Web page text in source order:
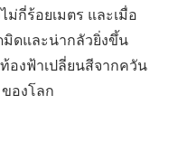
ม่กี่ร้อยเมตร และเมื่อ
ดและน่ากลัวยิ่งขึ้น
งฟ้าเปลี่ยนสีจากควัน
องโลก